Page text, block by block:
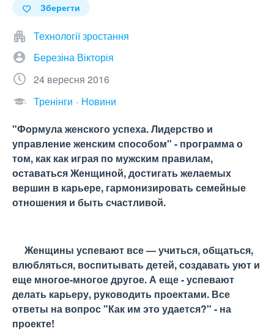
Зберегти
Технології зростання
Березіна Вікторія
24 вересня 2016
Тренінги
Новини
"Формула женского успеха. Лидерство и
управление женским способом" - программа о
том, как как играя по мужским правилам,
оставаться Женщиной, достигать желаемых
вершин в карьере, гармонизировать семейные
отношения и быть счастливой.
Женщины успевают все — учиться, общаться,
влюбляться, воспитывать детей, создавать уют и
еще многое-многое другое. А еще - успевают
делать карьеру, руководить проектами. Все
ответы на вопрос "Как им это удается?" - на
проекте!